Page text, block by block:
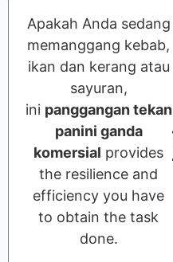
Apakah Anda sedang
memanggang kebab,
ikan dan kerang atau
sayuran,
ini panggangan tekan
panini ganda
komersial provides
the resilience and
efficiency you have
to obtain the task
done.